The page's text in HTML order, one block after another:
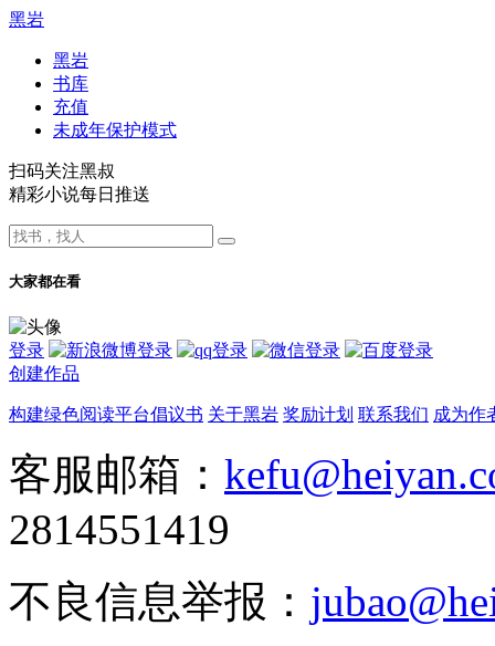
黑岩
黑岩
书库
充值
未成年保护模式
扫码关注黑叔
精彩小说每日推送
大家都在看
登录
创建作品
构建绿色阅读平台倡议书 关于黑岩 奖励计划 联系我们 成为作
客服邮箱：
2814551419
不良信息举报：